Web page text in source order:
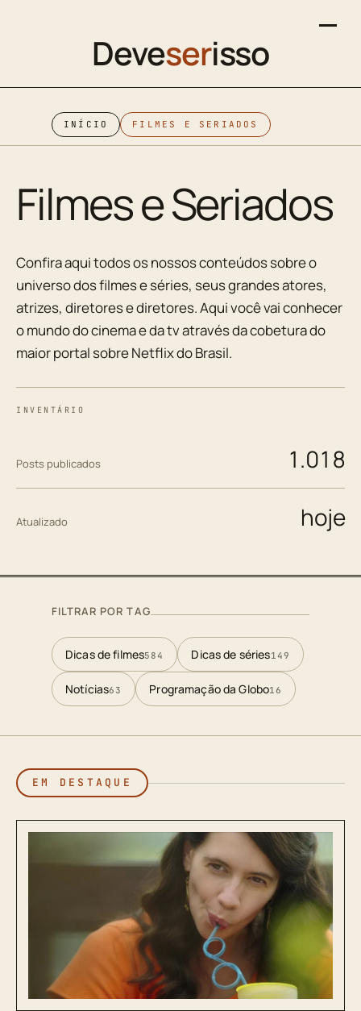
Deveserisso
INÍCIO FILMES E SERIADOS
Filmes e Seriados
Confira aqui todos os nossos conteúdos sobre o
universo dos filmes e séries, seus grandes atores,
atrizes, diretores e diretores. Aqui você vai conhecer
o mundo do cinema e da tv através da cobetura do
maior portal sobre Netflix do Brasil.
INVENTÁRIO
Posts publicados 1.018
Atualizado hoje
FILTRAR POR TAG
Dicas de filmes584 Dicas de séries149
Notícias63 Programação da Globo16
EM DESTAQUE